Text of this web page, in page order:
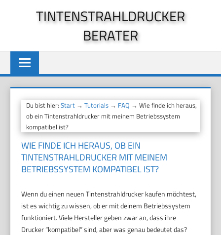
TINTENSTRAHLDRUCKER
BERATER
Du bist hier:Start →Tutorials → FAQ → Wie finde ich heraus,
ob ein Tintenstrahldrucker mit meinem Betriebssystem
kompatibel ist?
WIE FINDE ICH HERAUS, OB EIN
TINTENSTRAHLDRUCKER MIT MEINEM
BETRIEBSSYSTEM KOMPATIBEL IST?
Wenn du einen neuen Tintenstrahldrucker kaufen möchtest,
ist es wichtig zu wissen, ob er mit deinem Betriebssystem
funktioniert. Viele Hersteller geben zwar an, dass ihre
Drucker “kompatibel” sind, aber was genau bedeutet das?